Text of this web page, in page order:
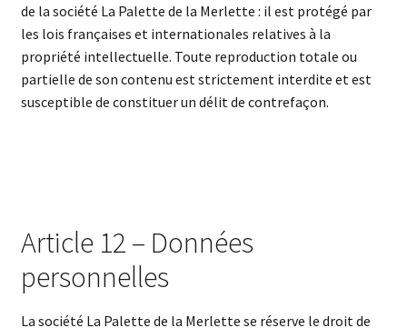
de la société La Palette de la Merlette : il est protégé par
les lois françaises et internationales relatives à la
propriété intellectuelle. Toute reproduction totale ou
partielle de son contenu est strictement interdite et est
susceptible de constituer un délit de contrefaçon.
Article 12 – Données
personnelles
La société La Palette de la Merlette se réserve le droit de